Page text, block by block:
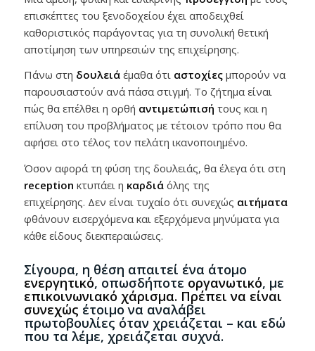
επισκέπτες του ξενοδοχείου έχει αποδειχθεί
καθοριστικός παράγοντας για τη συνολική θετική
αποτίμηση των υπηρεσιών της επιχείρησης.
Πάνω στη δουλειάέμαθα ότι αστοχίεςμπορούν να
παρουσιαστούν ανά πάσα στιγμή. Το ζήτημα είναι
πώς θα επέλθει η ορθή αντιμετώπισή τους και η
επίλυση του προβλήματος με τέτοιον τρόπο που θα
αφήσει στο τέλος τον πελάτη ικανοποιημένο.
Όσον αφορά τη φύση της δουλειάς, θα έλεγα ότι στη
reception κτυπάει η καρδιάόλης της
επιχείρησης. Δεν είναι τυχαίο ότι συνεχώς αιτήματα
φθάνουν εισερχόμενα και εξερχόμενα μηνύματα για
κάθε είδους διεκπεραιώσεις.
Σίγουρα, η θέση απαιτεί ένα άτομο
ενεργητικό, οπωσδήποτε οργανωτικό, με
επικοινωνιακό χάρισμα. Πρέπει να είναι
συνεχώς έτοιμο να αναλάβει
πρωτοβουλίες όταν χρειάζεται – και εδώ
που τα λέμε, χρειάζεται συχνά.